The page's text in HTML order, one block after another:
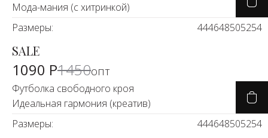
Мода-мания (с хитринкой)
Размеры:
444648505254
-23%
SALE
1090 Р1450опт
Футболка свободного кроя
Идеальная гармония (креатив)
Размеры:
444648505254